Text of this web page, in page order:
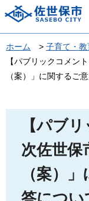
佐世保市
ホーム > 子育て・教
【パブリックコメン
（案）」に関するご
【パブ
次佐世保
（案）